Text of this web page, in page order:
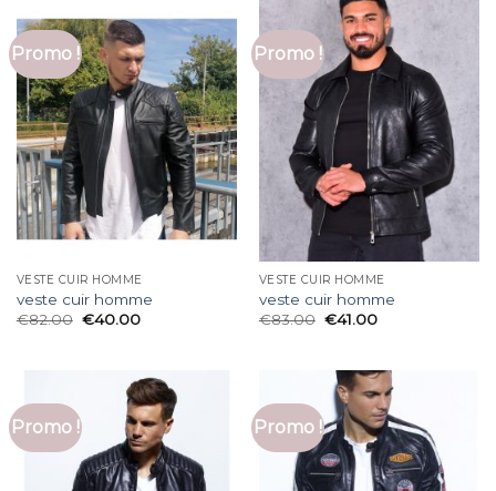
Promo !
VESTE CUIR HOMME
veste cuir homme
€82.00 €40.00
Promo !
VESTE CUIR HOMME
veste cuir homme
€83.00 €41.00
Promo ! Promo !